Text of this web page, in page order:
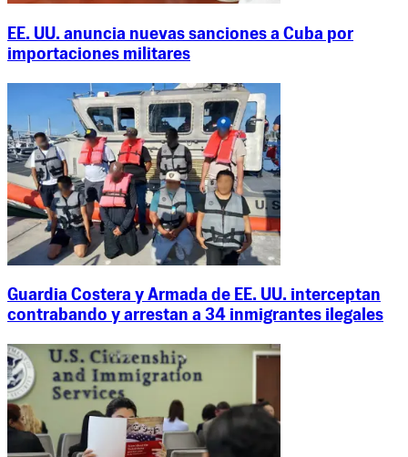
EE. UU. anuncia nuevas sanciones a Cuba por
importaciones militares
Guardia Costera y Armada de EE. UU. interceptan
contrabando y arrestan a 34 inmigrantes ilegales